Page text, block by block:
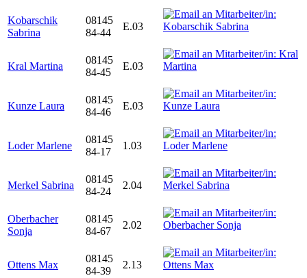
Kobarschik
Sabrina
08145
84-44
E.03
Kral Martina
08145
84-45
E.03
Kunze Laura
08145
84-46
E.03
Loder Marlene
08145
84-17
1.03
Merkel Sabrina
08145
84-24
2.04
Oberbacher
Sonja
08145
84-67
2.02
Ottens Max
08145
84-39
2.13